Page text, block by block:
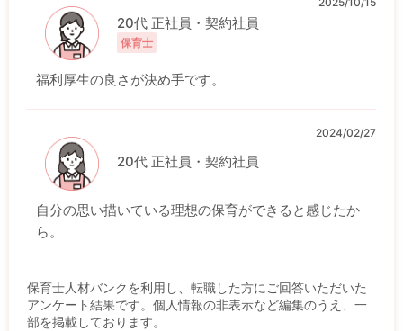
20代 正社員・契約社員
保育士
福利厚生の良さが決め手です。
2024/02/27
20代 正社員・契約社員
自分の思い描いている理想の保育ができると感じたか
ら。
保育士人材バンクを利用し、転職した方にご回答いただいた
アンケート結果です。個人情報の非表示など編集のうえ、一
部を掲載しております。